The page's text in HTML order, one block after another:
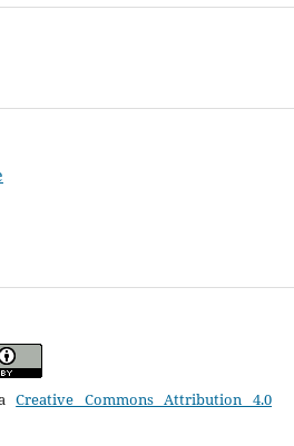
Creative Commons Attribution 4.0